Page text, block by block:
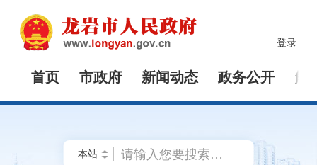
登录
首页 市政府 新闻动态 政务公开 解